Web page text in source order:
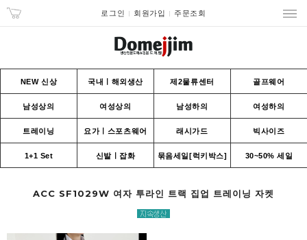
로그인 회원가입 주문조회
NEW 신상 국내ㅣ해외생산 제2물류센터 골프웨어
남성상의 여성상의 남성하의 여성하의
트레이닝 요가ㅣ스포츠웨어 래시가드 빅사이즈
1+1 Set 신발ㅣ잡화 묶음세일[럭키박스] 30~50% 세일
ACC SF1029W 여자 투라인 트랙 집업 트레이닝 자켓